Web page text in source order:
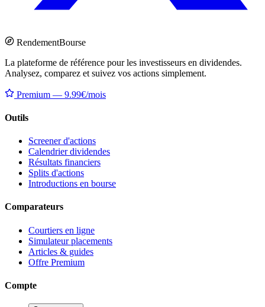
RendementBourse
La plateforme de référence pour les investisseurs en dividendes.
Analysez, comparez et suivez vos actions simplement.
Premium — 9.99€/mois
Outils
Screener d'actions
Calendrier dividendes
Résultats financiers
Splits d'actions
Introductions en bourse
Comparateurs
Courtiers en ligne
Simulateur placements
Articles & guides
Offre Premium
Compte